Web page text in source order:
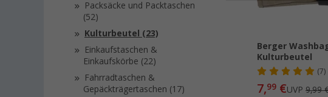
Packsäcke und Packtaschen
(52)
Kulturbeutel (23)
Einkaufstaschen &
Einkaufskörbe (22)
Fahrradtaschen &
Gepäckträgertaschen (17)
Berger
Kulturbeutel
(7)
7,99 €UVP9,99